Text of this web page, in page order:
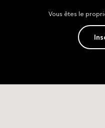
Vous êtes le